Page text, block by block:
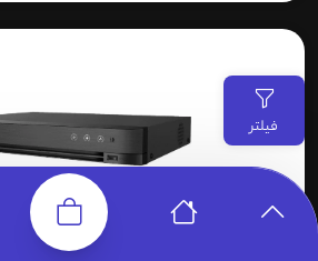
فیلتر
دستگاه دی وی آر هایک ویژن مدل IDS-7216HQHI-M2-XT